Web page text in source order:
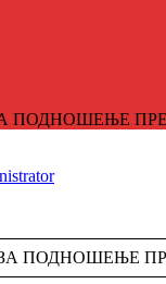
ПОДНОШЕЊЕ
ПОДНОШЕЊЕ